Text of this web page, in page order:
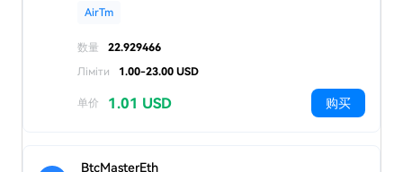
AirTm
数量
22.929466
Ліміти
1.00-23.00 USD
单价 1.01 USD 购买
BtcMasterEth